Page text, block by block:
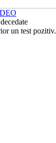
un test pozitiv.